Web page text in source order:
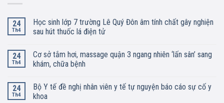
24
Th4
Học sinh lớp 7 trường Lê Quý Đôn âm tính chất gây nghiện
sau hút thuốc lá điện tử
24
Th4
Cơ sở tắm hơi, massage quận 3 ngang nhiên ‘lấn sân’ sang
khám, chữa bệnh
24
Th4
Bộ Y tế đề nghị nhân viên y tế tự nguyện báo cáo sự cố y
khoa